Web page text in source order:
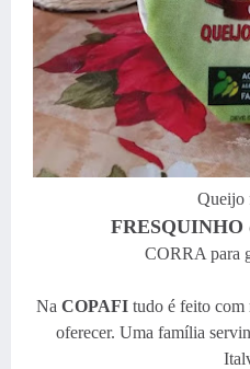
Queijo
FRESQUINHO
CORRA para
Na COPAFItudo é feito com
oferecer. Uma família